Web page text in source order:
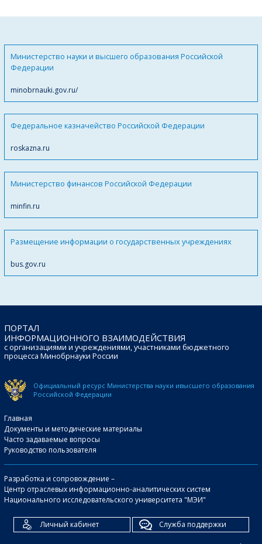
Министерство науки и высшего образования Российской
Федерации
minobrnauki.gov.ru/
Федеральное казначейство Российской Федерации
roskazna.ru
Министерство финансов Российской Федерации
minfin.ru
Размещение информации о государственных учреждениях
bus.gov.ru
ПОРТАЛ
ИНФОРМАЦИОННОГО ВЗАИМОДЕЙСТВИЯ
с организациями и учреждениями, участниками бюджетного
процесса Минобрнауки России
Официальный ресурс Министерства науки ивысшего образования
Российской Федерации
Главная
Документы и методические материалы
Часто задаваемые вопросы
Руководство пользователя
Разработка и сопровождение –
Центр отраслевых информационно-аналитических систем
Национального исследовательского университета "МЭИ"
Личный кабинет Служба поддержки